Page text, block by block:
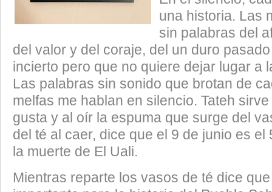
una historia. Las
sin palabras del
del valor y del coraje, del un duro
incierto pero que no quiere dejar lugar a
Las palabras sin sonido que brotan de
melfas me hablan en silencio. Tateh
gusta y al oír la espuma que surge del
del té al caer, dice que el 9 de junio es el
la muerte de El Uali.
Mientras reparte los vasos de té dice